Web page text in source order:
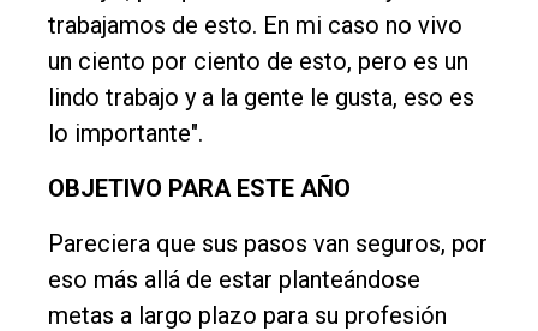
trabajamos de esto. En mi caso no vivo
un ciento por ciento de esto, pero es un
lindo trabajo y a la gente le gusta, eso es
lo importante".
OBJETIVO PARA ESTE AÑO
Pareciera que sus pasos van seguros, por
eso más allá de estar planteándose
metas a largo plazo para su profesión